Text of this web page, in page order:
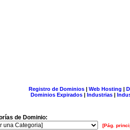
Registro de Dominios| Web Hosting |
Dominios Expirados | Industrias |
de Dominio:
[Pág.